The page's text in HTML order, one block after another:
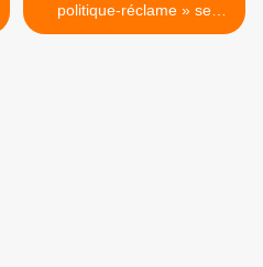
politique-réclame » se
conclut par un fiasco ! >